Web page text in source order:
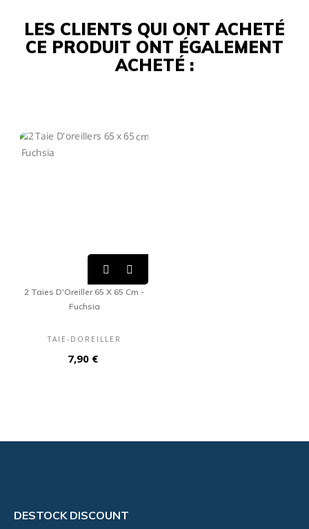
LES CLIENTS QUI ONT ACHETÉ
CE PRODUIT ONT ÉGALEMENT
ACHETÉ :


2 Taies D'Oreiller 65 X 65 Cm -
Fuchsia
TAIE-DOREILLER
Prix
7,90 €
DESTOCK DISCOUNT